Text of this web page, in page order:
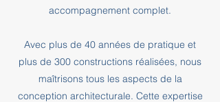
accompagnement complet.
Avec plus de 40 années de pratique et
plus de 300 constructions réalisées, nous
maîtrisons tous les aspects de la
conception architecturale. Cette expertise